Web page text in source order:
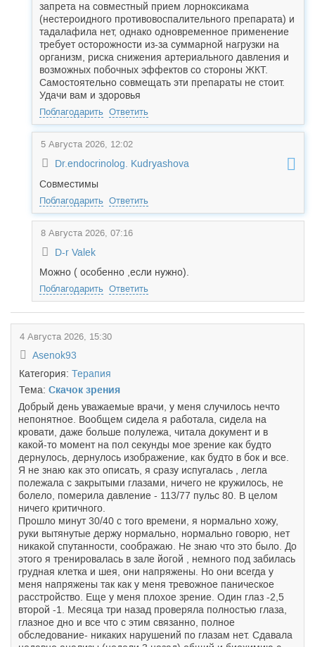
запрета на совместный прием лорноксикама
(нестероидного противовоспалительного препарата) и
тадалафила нет, однако одновременное применение
требует осторожности из-за суммарной нагрузки на
организм, риска снижения артериального давления и
возможных побочных эффектов со стороны ЖКТ.
Самостоятельно совмещать эти препараты не стоит.
Удачи вам и здоровья
Поблагодарить Ответить
5 Августа 2026, 12:02
Dr.endocrinolog. Kudryashova
Совместимы
Поблагодарить Ответить
8 Августа 2026, 07:16
D-r Valek
Можно ( особенно ,если нужно).
Поблагодарить Ответить
4 Августа 2026, 15:30
Asenok93
Категория: Терапия
Тема: Скачок зрения
Добрый день уважаемые врачи, у меня случилось нечто
непонятное. Вообщем сидела я работала, сидела на
кровати, даже больше полулежа, читала документ и в
какой-то момент на пол секунды мое зрение как будто
дернулось, дернулось изображение, как будто в бок и все.
Я не знаю как это описать, я сразу испугалась , легла
полежала с закрытыми глазами, ничего не кружилось, не
болело, померила давление - 113/77 пульс 80. В целом
ничего критичного.
Прошло минут 30/40 с того времени, я нормально хожу,
руки вытянутые держу нормально, нормально говорю, нет
никакой спутанности, соображаю. Не знаю что это было. До
этого я тренировалась в зале йогой , немного под забилась
грудная клетка и шея, они напряжены. Но они всегда у
меня напряжены так как у меня тревожное паническое
расстройство. Еще у меня плохое зрение. Один глаз -2,5
второй -1. Месяца три назад проверяла полностью глаза,
глазное дно и все что с этим связанно, полное
обследование- никаких нарушений по глазам нет. Сдавала